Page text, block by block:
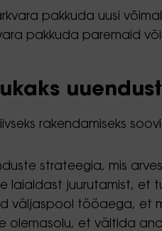
pakkuda uusi
pakkuda paremaid
rakendamiseks
strateegia, mis
laialdast juurutamist,
väljaspool tööaega, et
olemasolu, et vältida